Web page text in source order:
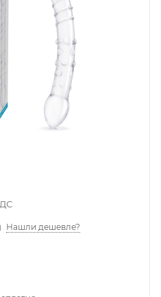
Нашли дешевле?